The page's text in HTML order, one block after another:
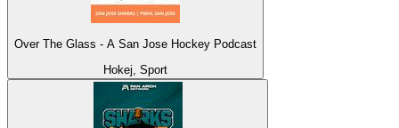
Over The Glass - A San Jose Hockey Podcast
Hokej, Sport